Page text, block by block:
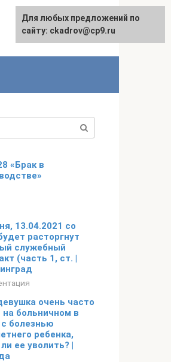
«Брак в
13.04.2021 со
расторгнут
служебный
(часть 1, ст. |
очень часто
на больничном в
с болезнью
ребенка,
ее уволить? |
Для любых предложений по
сайту: ckadrov@cp9.ru